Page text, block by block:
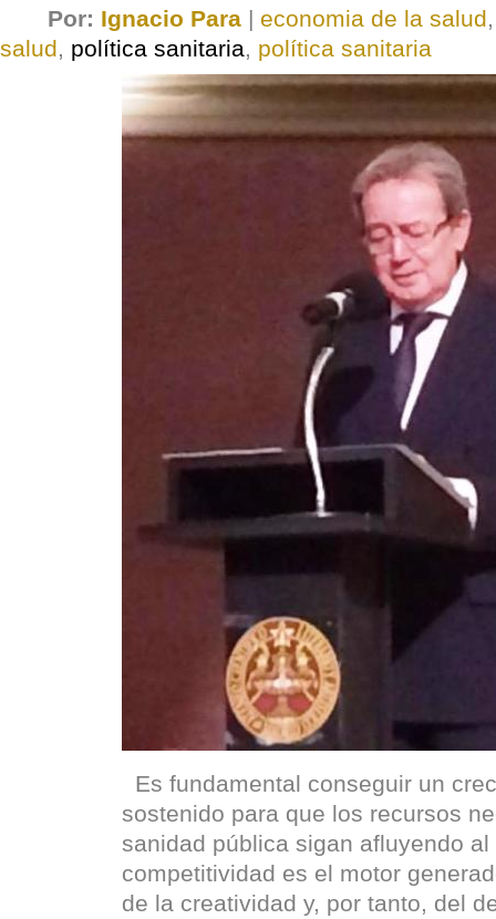
Por: Ignacio Para | economia de la salud
salud, política sanitaria, política sanitaria
Es fundamental conseguir un
sostenido para que los recursos
sanidad pública sigan afluyendo
competitividad es el motor
de la creatividad y, por tanto, del